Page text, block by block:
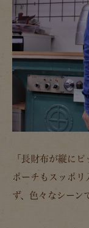
「長財布が縦に
ポーチもスッポリ
ず、色々なシーン